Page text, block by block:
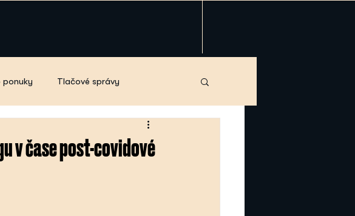
ponuky Tlačové správy
v čase post-covidové